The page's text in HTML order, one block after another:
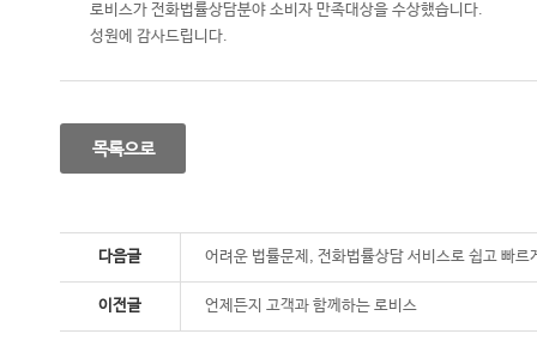
로비스가 전화법률상담분야 소비자 만족대상을 수상했습니다.
성원에 감사드립니다.
다음글 어려운 법률문제, 전화법률상담 서비스로 쉽고 빠르
이전글 언제든지 고객과 함께하는 로비스